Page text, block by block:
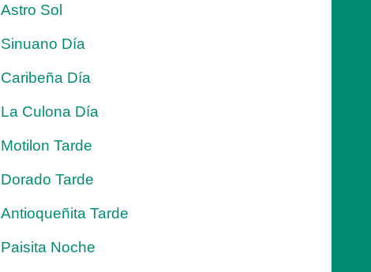
Astro Sol
Sinuano Día
Caribeña Día
La Culona Día
Motilon Tarde
Dorado Tarde
Antioqueñita Tarde
Paisita Noche